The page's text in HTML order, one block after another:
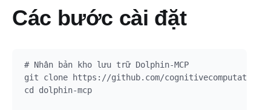
Các bước cài đặt
# Nhân bản kho lưu trữ Dolphin-MCP
git clone https://github.com/
cd dolphin-mcp